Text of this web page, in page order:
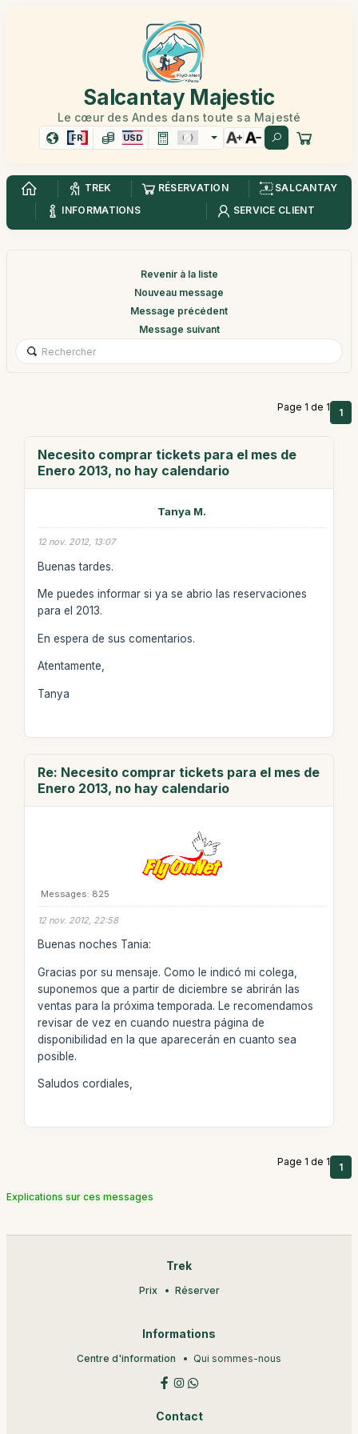
Salcantay Majestic
Le cœur des Andes dans toute sa Majesté
FR USD
TREK RÉSERVATION
SALCANTAY
INFORMATIONS
SERVICE CLIENT
Revenir à la liste
Nouveau message
Message précédent
Message suivant
Page 1 de 1 1
Necesito comprar tickets para el mes de
Enero 2013, no hay calendario
Tanya M.
12 nov. 2012, 13:07
Buenas tardes.
Me puedes informar si ya se abrio las reservaciones
para el 2013.
En espera de sus comentarios.
Atentamente,
Tanya
Re: Necesito comprar tickets para el mes de
Enero 2013, no hay calendario
Messages: 825
12 nov. 2012, 22:58
Buenas noches Tania:
Gracias por su mensaje. Como le indicó mi colega,
suponemos que a partir de diciembre se abrirán las
ventas para la próxima temporada. Le recomendamos
revisar de vez en cuando nuestra página de
disponibilidad en la que aparecerán en cuanto sea
posible.
Saludos cordiales,
Page 1 de 1 1
Explications sur ces messages
Trek
Prix Réserver
Informations
Centre d'information Qui sommes-nous
Contact